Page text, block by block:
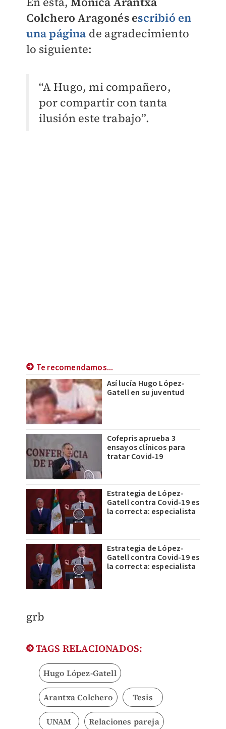
Colchero Aragonésescribió en
una página de agradecimiento
lo siguiente:
“A Hugo, mi compañero,
por compartir con tanta
ilusión este trabajo”.
Te recomendamos...
Así lucía Hugo López-
Gatell en su juventud
Cofepris aprueba 3
ensayos clínicos para
tratar Covid-19
Estrategia de López-
Gatell contra Covid-19 es
la correcta: especialista
Estrategia de López-
Gatell contra Covid-19 es
la correcta: especialista
grb
TAGS RELACIONADOS:
Hugo López-Gatell
Arantxa Colchero Tesis
UNAM Relaciones pareja